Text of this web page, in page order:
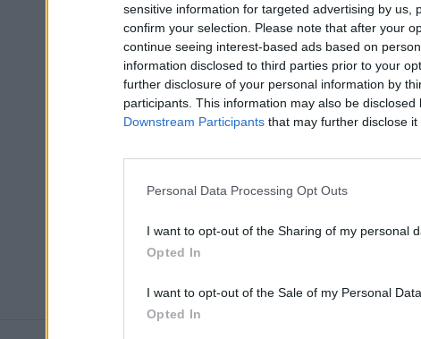
sensitive information for targeted advertising by us,
confirm your selection. Please note that after your
continue seeing interest-based ads based on
information disclosed to third parties prior to your
further disclosure of your personal information by
participants. This information may also be
Downstream Participants that may further disclose it
Personal Data Processing Opt Outs
I want to opt-out of the Sharing of my personal
Opted In
I want to opt-out of the Sale of my Personal Data.
Opted In